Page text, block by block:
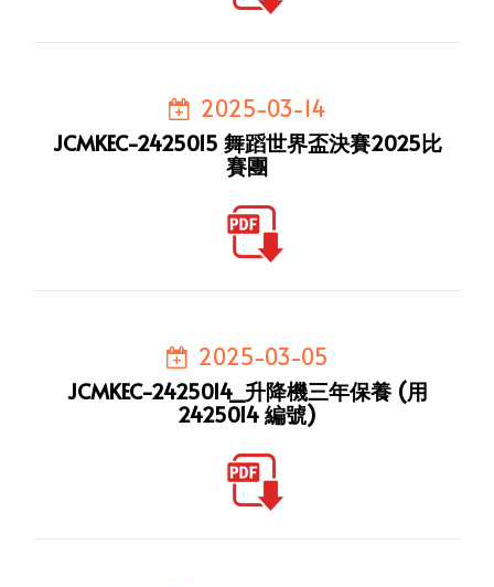
2025-03-14
JCMKEC-2425015 舞蹈世界盃決賽2025比
賽團
2025-03-05
JCMKEC-2425014_升降機三年保養 (用
2425014 編號)